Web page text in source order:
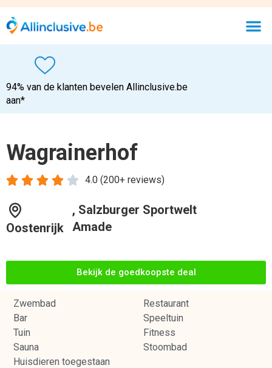
94% van de klanten bevelen Allinclusive.be
aan*
Wagrainerhof
4.0 (200+ reviews)
    
Oostenrijk
, Salzburger Sportwelt
Amade
Bekijk de goedkoopste deal
Zwembad
Restaurant
Bar
Speeltuin
Tuin
Fitness
Sauna
Stoombad
Huisdieren toegestaan